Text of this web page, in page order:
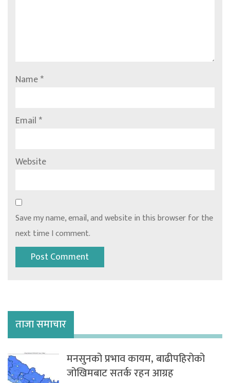
Name*
Email*
Website
Save my name, email, and website in this browser for the
next time I comment.
ताजा समाचार
मनसुनको प्रभाव कायम, बाढीपहिरोको
जोखिमबाट सतर्क रहन आग्रह